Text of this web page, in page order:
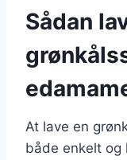
Sådan
At lave en
både enkelt og